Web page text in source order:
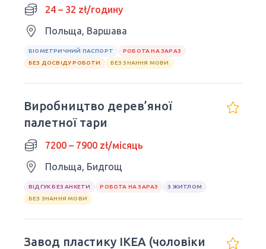
24 – 32 zł/годину
Польща, Варшава
БІОМЕТРИЧНИЙ ПАСПОРТ
РОБОТА НА ЗАРАЗ
БЕЗ ДОСВІДУ РОБОТИ
БЕЗ ЗНАННЯ МОВИ
Виробництво дерев’яної
палетної тари
7200 – 7900 zł/місяць
Польща, Бидгощ
ВІДГУК БЕЗ АНКЕТИ РОБОТА НА ЗАРАЗ
З ЖИТЛОМ
БЕЗ ЗНАННЯ МОВИ
Завод пластику IKEA (чоловіки